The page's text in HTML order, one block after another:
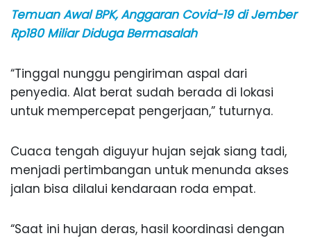
Temuan Awal BPK, Anggaran Covid-19 di Jember
Rp180 Miliar Diduga Bermasalah
“Tinggal nunggu pengiriman aspal dari
penyedia. Alat berat sudah berada di lokasi
untuk mempercepat pengerjaan,” tuturnya.
Cuaca tengah diguyur hujan sejak siang tadi,
menjadi pertimbangan untuk menunda akses
jalan bisa dilalui kendaraan roda empat.
“Saat ini hujan deras, hasil koordinasi dengan